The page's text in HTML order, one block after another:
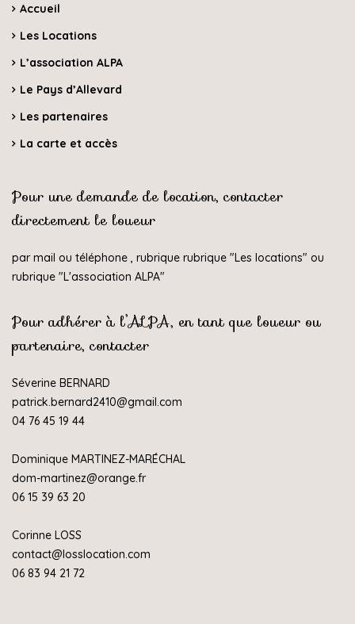
Accueil
Les Locations
L’association ALPA
Le Pays d’Allevard
Les partenaires
La carte et accès
Pour une demande de location, contacter
directement le loueur
par mail ou téléphone , rubrique rubrique "Les locations" ou
rubrique "L'association ALPA"
Pour adhérer à l’ALPA, en tant que loueur ou
partenaire, contacter
Séverine BERNARD
patrick.bernard2410@gmail.com
04 76 45 19 44
Dominique MARTINEZ-MARÉCHAL
dom-martinez@orange.fr
06 15 39 63 20
Corinne LOSS
contact@losslocation.com
06 83 94 21 72